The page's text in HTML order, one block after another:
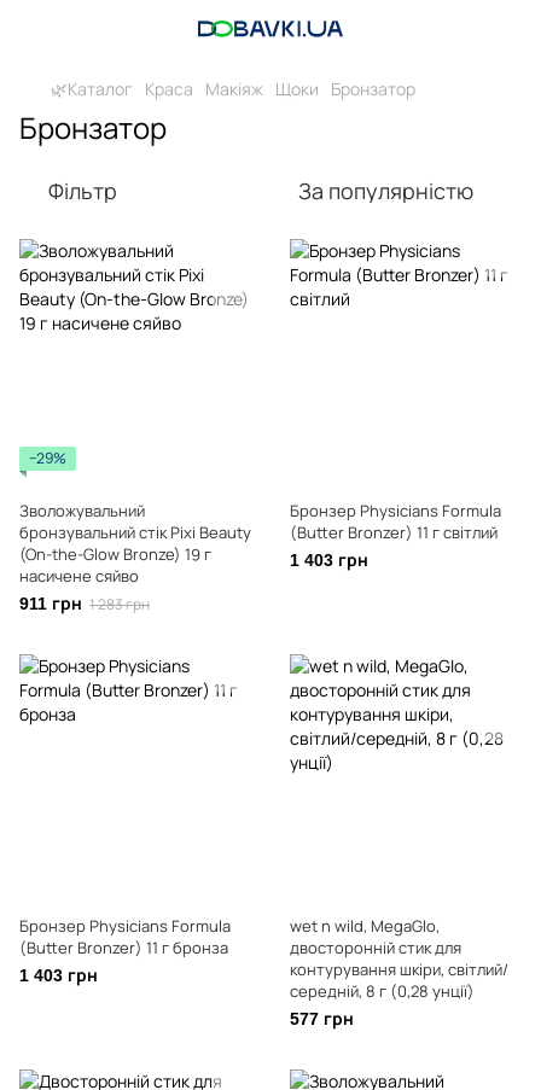
🌿Каталог Краса Макіяж Щоки Бронзатор
Бронзатор
Фільтр За популярністю
−29%
Зволожувальний
бронзувальний стік Pixi Beauty
(On-the-Glow Bronze) 19 г
насичене сяйво
911 грн 1 283 грн
Бронзер Physicians Formula
(Butter Bronzer) 11 г світлий
1 403 грн
Бронзер Physicians Formula
(Butter Bronzer) 11 г бронза
1 403 грн
wet n wild, MegaGlo,
двосторонній стик для
контурування шкіри, світлий/
середній, 8 г (0,28 унції)
577 грн